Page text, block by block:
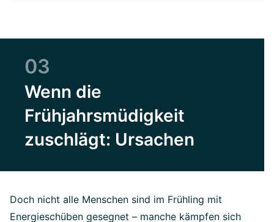
03
Wenn die
Frühjahrsmüdigkeit
zuschlägt: Ursachen
Doch nicht alle Menschen sind im Frühling mit
Energieschüben gesegnet – manche kämpfen sich